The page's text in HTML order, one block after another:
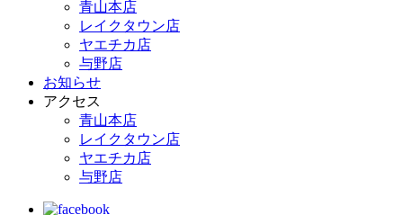
青山本店
レイクタウン店
ヤエチカ店
与野店
お知らせ
アクセス
青山本店
レイクタウン店
ヤエチカ店
与野店